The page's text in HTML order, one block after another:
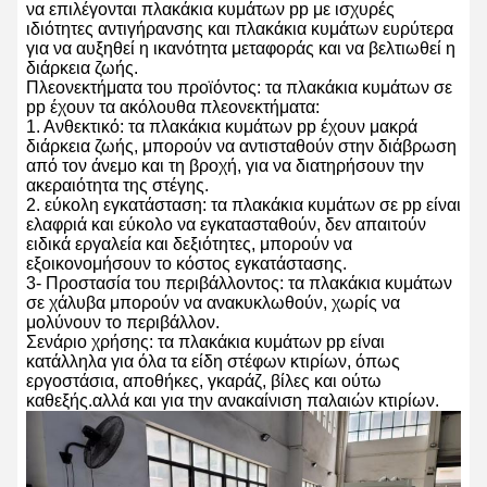
να επιλέγονται πλακάκια κυμάτων pp με ισχυρές
ιδιότητες αντιγήρανσης και πλακάκια κυμάτων ευρύτερα
για να αυξηθεί η ικανότητα μεταφοράς και να βελτιωθεί η
διάρκεια ζωής.
Πλεονεκτήματα του προϊόντος: τα πλακάκια κυμάτων σε
pp έχουν τα ακόλουθα πλεονεκτήματα:
1. Ανθεκτικό: τα πλακάκια κυμάτων pp έχουν μακρά
διάρκεια ζωής, μπορούν να αντισταθούν στην διάβρωση
από τον άνεμο και τη βροχή, για να διατηρήσουν την
ακεραιότητα της στέγης.
2. εύκολη εγκατάσταση: τα πλακάκια κυμάτων σε pp είναι
ελαφριά και εύκολο να εγκατασταθούν, δεν απαιτούν
ειδικά εργαλεία και δεξιότητες, μπορούν να
εξοικονομήσουν το κόστος εγκατάστασης.
3- Προστασία του περιβάλλοντος: τα πλακάκια κυμάτων
σε χάλυβα μπορούν να ανακυκλωθούν, χωρίς να
μολύνουν το περιβάλλον.
Σενάριο χρήσης: τα πλακάκια κυμάτων pp είναι
κατάλληλα για όλα τα είδη στέφων κτιρίων, όπως
εργοστάσια, αποθήκες, γκαράζ, βίλες και ούτω
καθεξής.αλλά και για την ανακαίνιση παλαιών κτιρίων.